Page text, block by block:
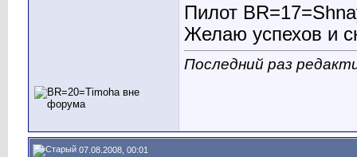
Пилот
Желаю успехов и
Последний раз
07.08.2008, 00:01